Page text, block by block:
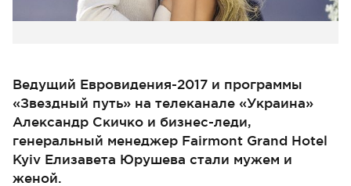
Ведущий Евровидения-2017 и программы
«Звездный путь» на телеканале «Украина»
Александр Скичко и бизнес-леди,
генеральный менеджер Fairmont Grand Hotel
Kyiv Елизавета Юрушева стали мужем и
женой.